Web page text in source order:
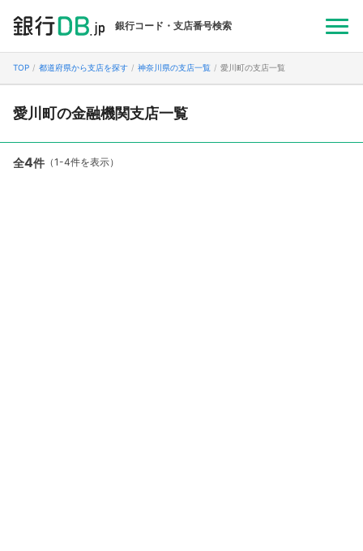
銀行コード・支店番号検索
TOP 都道府県から支店を探す 神奈川県の支店一覧 愛川町の支店一覧
愛川町の金融機関支店一覧
全4件 （1-4件を表示）